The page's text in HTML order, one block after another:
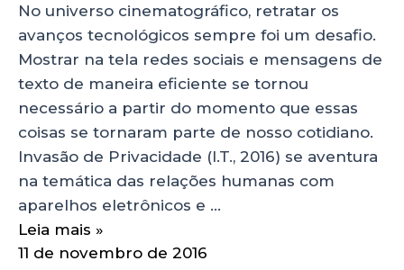
No universo cinematográfico, retratar os
avanços tecnológicos sempre foi um desafio.
Mostrar na tela redes sociais e mensagens de
texto de maneira eficiente se tornou
necessário a partir do momento que essas
coisas se tornaram parte de nosso cotidiano.
Invasão de Privacidade (I.T., 2016) se aventura
na temática das relações humanas com
aparelhos eletrônicos e …
Leia mais »
11 de novembro de 2016